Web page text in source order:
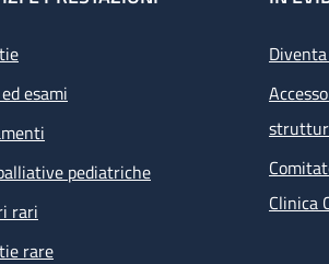
esami
pediatriche
rari
rare
Clinica